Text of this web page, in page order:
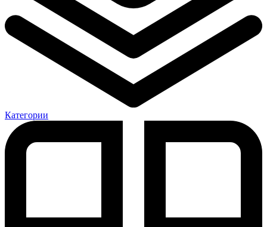
Категории